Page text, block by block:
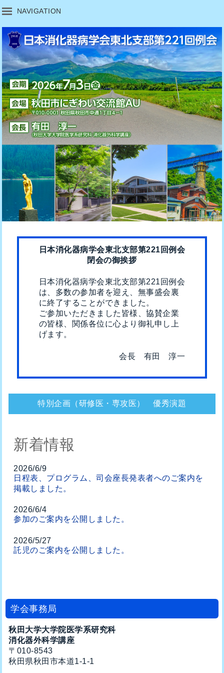
NAVIGATION
ホーム
会長挨拶
開催概要
日程表・プログラム・抄録集
演題募集のご案内
採択演題一覧
参加のご案内
司会・座長・発表者へのご案内
交通および会場のご案内
託児のご案内
チラシ・ポスター掲示・
スライド投影の申込
日本消化器病学会東北支部第221回例会
閉会の御挨拶
日本消化器病学会東北支部第221回例会
は、多数の参加者を迎え、無事盛会裏
に終了することができました。
ご参加いただきました皆様、協賛企業
の皆様、関係各位に心より御礼申し上
げます。
会長 有田 淳一
特別企画（研修医・専攻医） 優秀演題
新着情報
2026/6/9
日程表、プログラム、司会座長発表者へのご案内を
掲載しました。
2026/6/4
参加のご案内を公開しました。
2026/5/27
託児のご案内を公開しました。
演題募集期間を再延長しました。
2026/4/21
演題募集期間を延長しました。
2026/3/18
学会事務局
秋田大学大学院医学系研究科
消化器外科学講座
〒010-8543
秋田県秋田市本道1-1-1